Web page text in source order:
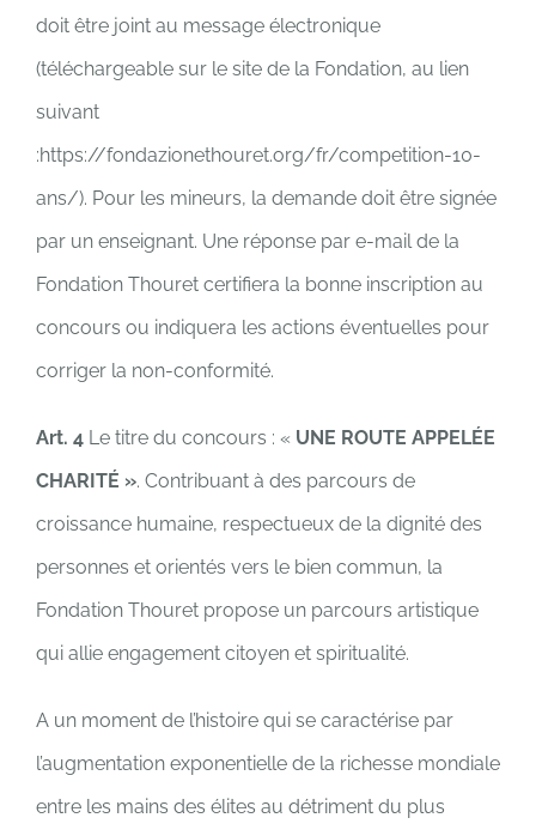
doit être joint au message électronique
(téléchargeable sur le site de la Fondation, au lien
suivant
:https://fondazionethouret.org/fr/competition-10-
ans/). Pour les mineurs, la demande doit être signée
par un enseignant. Une réponse par e-mail de la
Fondation Thouret certifiera la bonne inscription au
concours ou indiquera les actions éventuelles pour
corriger la non-conformité.
Art. 4Le titre du concours : « UNE ROUTE APPELÉ E
CHARITÉ ». Contribuant à des parcours de
croissance humaine, respectueux de la dignité des
personnes et orientés vers le bien commun, la
Fondation Thouret propose un parcours artistique
qui allie engagement citoyen et spiritualité.
A un moment de l’histoire qui se caractérise par
l’augmentation exponentielle de la richesse mondiale
entre les mains des élites au détriment du plus